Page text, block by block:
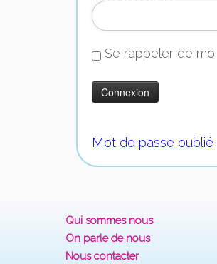
Se rappeler de moi
Mot de passe oublié
Qui sommes nous
On parle de nous
Nous contacter